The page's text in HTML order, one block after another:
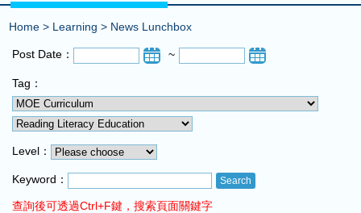
Now on FM100 :Stay tuned for more Music and Fun...
COMING UP :
NEXT PROGRAM :RazzamaJazz
Home > Learning > News Lunchbox
Post Date： ~
Tag：
Level：
Keyword：
查詢後可透過Ctrl+F鍵，搜索頁面關鍵字